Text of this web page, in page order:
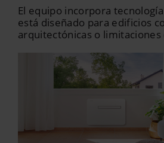
El equipo incorpora
está diseñado para edificios
arquitectónicas o limitaciones